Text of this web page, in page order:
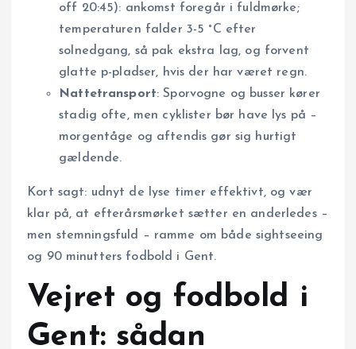
off 20:45): ankomst foregår i fuldmørke;
temperaturen falder 3-5 °C efter
solnedgang, så pak ekstra lag, og forvent
glatte p-pladser, hvis der har været regn.
Nattetransport: Sporvogne og busser kører
stadig ofte, men cyklister bør have lys på –
morgentåge og aftendis gør sig hurtigt
gældende.
Kort sagt: udnyt de lyse timer effektivt, og vær
klar på, at efterårsmørket sætter en anderledes –
men stemningsfuld – ramme om både sightseeing
og 90 minutters fodbold i Gent.
Vejret og fodbold i
Gent: sådan